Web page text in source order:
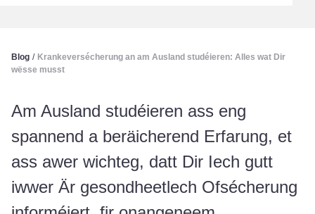
Blog / Krankeversécherung an am Ausland studéieren: Alles wat Dir
wësse musst
Am Ausland studéieren ass eng
spannend a beräicherend Erfarung, et
ass awer wichteg, datt Dir Iech gutt
iwwer Är gesondheetlech Ofsécherung